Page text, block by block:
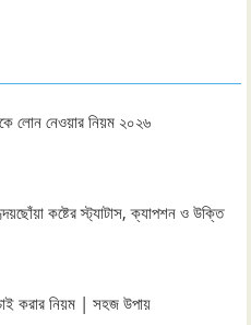
লোন নেওয়ার নিয়ম ২০২৬
কষ্টের স্ট্যাটাস, ক্যাপশন ও উক্তি
করার নিয়ম | সহজ উপায়